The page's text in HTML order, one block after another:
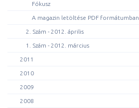
Fókusz
A magazin letöltése PDF formátumban
2. Szám - 2012. április
1. Szám - 2012. március
2011
2010
2009
2008